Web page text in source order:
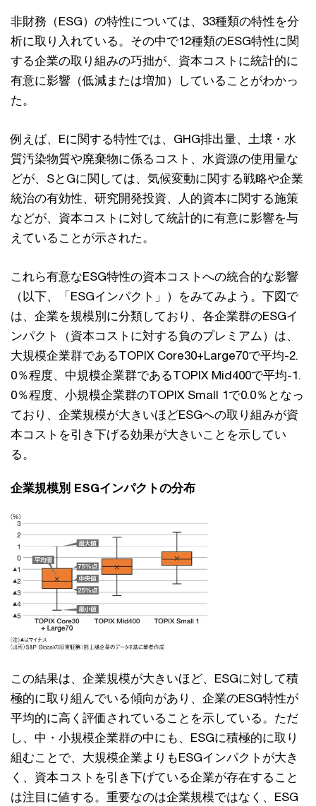
⾮財務（ESG）の特性については、33種類の特性を分
析に取り⼊れている。その中で12種類のESG特性に関
する企業の取り組みの巧拙が、資本コストに統計的に
有意に影響（低減または増加）していることがわかっ
た。
例えば、Eに関する特性では、GHG排出量、⼟壌・⽔
質汚染物質や廃棄物に係るコスト、⽔資源の使⽤量な
どが、SとGに関しては、気候変動に関する戦略や企業
統治の有効性、研究開発投資、⼈的資本に関する施策
などが、資本コストに対して統計的に有意に影響を与
えていることが⽰された。
これら有意なESG特性の資本コストへの統合的な影響
（以下、「ESGインパクト」）をみてみよう。下図で
は、企業を規模別に分類しており、各企業群のESGイ
ンパクト（資本コストに対する負のプレミアム）は、
⼤規模企業群であるTOPIX Core30+Large70で平均-2.
0％程度、中規模企業群であるTOPIX Mid400で平均-1.
0％程度、⼩規模企業群のTOPIX Small 1で0.0％となっ
ており、企業規模が⼤きいほどESGへの取り組みが資
本コストを引き下げる効果が⼤きいことを⽰してい
る。
企業規模別 ESGインパクトの分布
この結果は、企業規模が⼤きいほど、ESGに対して積
極的に取り組んでいる傾向があり、企業のESG特性が
平均的に⾼く評価されていることを⽰している。ただ
し、中・⼩規模企業群の中にも、ESGに積極的に取り
組むことで、⼤規模企業よりもESGインパクトが⼤き
く、資本コストを引き下げている企業が存在すること
は注⽬に値する。重要なのは企業規模ではなく、ESG